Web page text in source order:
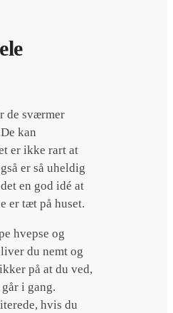
de sværmer
kan
er ikke rart at
er så uheldig
en god idé at
er tæt på huset.
hvepse og
du nemt og
på at du ved,
i gang.
hvis du